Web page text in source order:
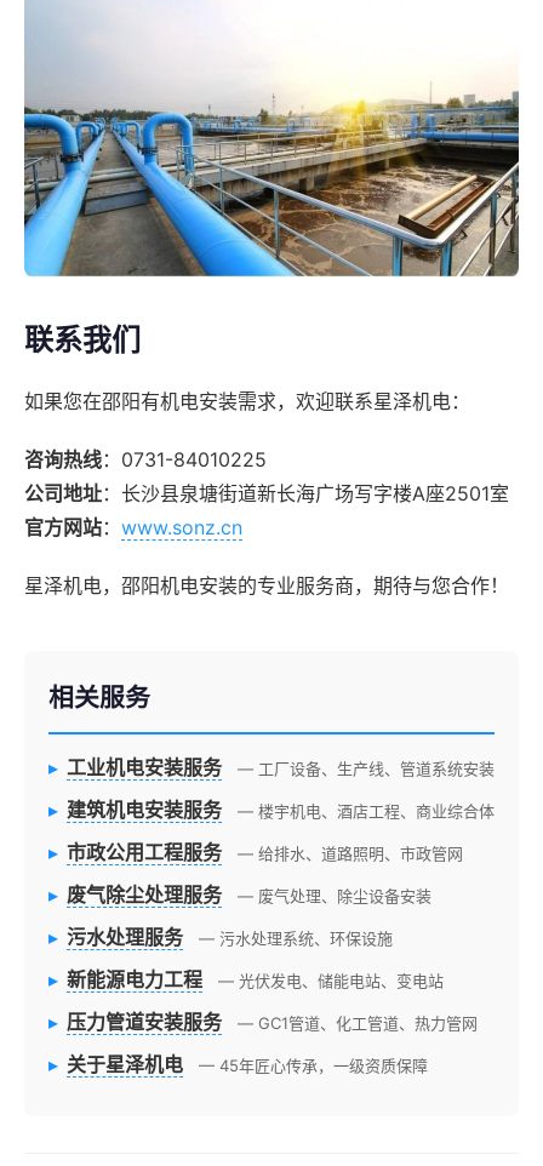
联系我们
如果您在邵阳有机电安装需求，欢迎联系星泽机电：
咨询热线：0731-84010225
公司地址：长沙县泉塘街道新长海广场写字楼A座2501室
官方网站： www.sonz.cn
星泽机电，邵阳机电安装的专业服务商，期待与您合作！
相关服务
▸ 工业机电安装服务 — 工厂设备、生产线、管道系统安装
▸ 建筑机电安装服务 — 楼宇机电、酒店工程、商业综合体
▸ 市政公用工程服务 — 给排水、道路照明、市政管网
▸ 废气除尘处理服务 — 废气处理、除尘设备安装
▸ 污水处理服务 — 污水处理系统、环保设施
▸ 新能源电力工程 — 光伏发电、储能电站、变电站
▸ 压力管道安装服务 — GC1管道、化工管道、热力管网
▸ 关于星泽机电 — 45年匠心传承，一级资质保障